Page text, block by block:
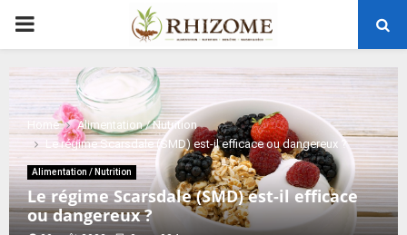
PRIMARY
MENU
Home
Alimentation / Nutrition
Le régime Scarsdale (SMD) est-il efficace ou dangereux ?
Alimentation / Nutrition
Le régime Scarsdale (SMD) est-il efficace
ou dangereux ?